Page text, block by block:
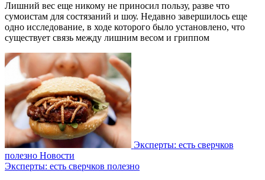
Лишний вес еще никому не приносил пользу, разве что
сумоистам для состязаний и шоу. Недавно завершилось еще
одно исследование, в ходе которого было установлено, что
существует связь между лишним весом и гриппом
Эксперты: есть сверчков
полезно Новости
Эксперты: есть сверчков полезно